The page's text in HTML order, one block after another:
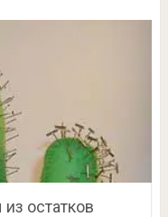
остатков